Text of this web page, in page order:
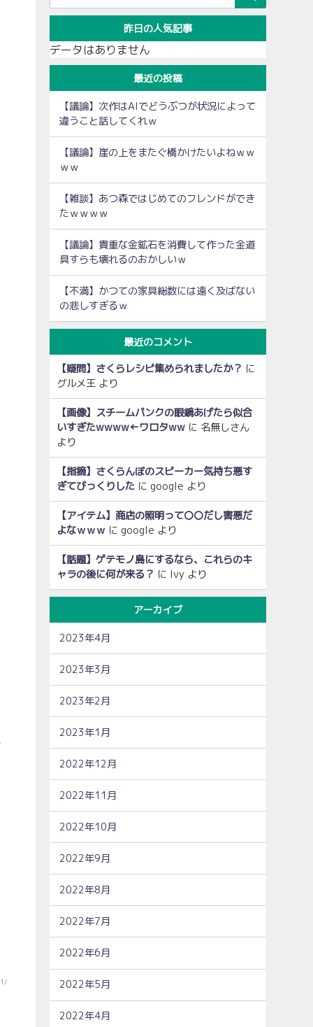
昨日の人気記事
データはありません
最近の投稿
【議論】次作はAIでどうぶつが状況によって
違うこと話してくれｗ
【議論】崖の上をまたぐ橋かけたいよねｗｗ
ｗｗ
【雑談】あつ森ではじめてのフレンドができ
たｗｗｗｗ
【議論】貴重な金鉱石を消費して作った金道
具すらも壊れるのおかしいｗ
【不満】かつての家具総数には遠く及ばない
の悲しすぎるｗ
最近のコメント
【疑問】さくらレシピ集められましたか？ に
グルメ王より
【画像】スチームパンクの眼鏡あげたら似合
いすぎたwwww←ワロタwwに 名無しさん
より
【指摘】さくらんぼのスピーカー気持ち悪す
ぎてびっくりしたに google より
【アイテム】商店の照明って〇〇だし害悪だ
よなｗｗｗ に google より
【話題】ゲテモノ島にするなら、これらのキ
ャラの後に何が来る？ に Ivyより
アーカイブ
2023年4月
2023年3月
2023年2月
2023年1月
2022年12月
2022年11月
2022年10月
2022年9月
2022年8月
2022年7月
2022年6月
2022年5月
2022年4月